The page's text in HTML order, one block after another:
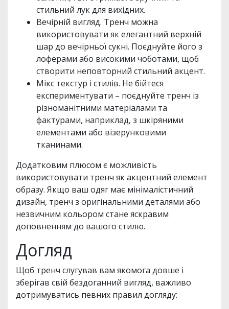
стильний лук для вихідних.
Вечірній вигляд. Тренч можна
використовувати як елегантний верхній
шар до вечірньої сукні. Поєднуйте його з
лоферами або високими чоботами, щоб
створити неповторний стильний акцент.
Мікс текстур і стилів. Не бійтеся
експериментувати – поєднуйте тренч із
різноманітними матеріалами та
фактурами, наприклад, з шкіряними
елементами або візерунковими
тканинами.
Додатковим плюсом є можливість
використовувати тренч як акцентний елемент
образу. Якщо ваш одяг має мінімалістичний
дизайн, тренч з оригінальними деталями або
незвичним кольором стане яскравим
доповненням до вашого стилю.
Догляд
Щоб тренч слугував вам якомога довше і
зберігав свій бездоганний вигляд, важливо
дотримуватись певних правил догляду: